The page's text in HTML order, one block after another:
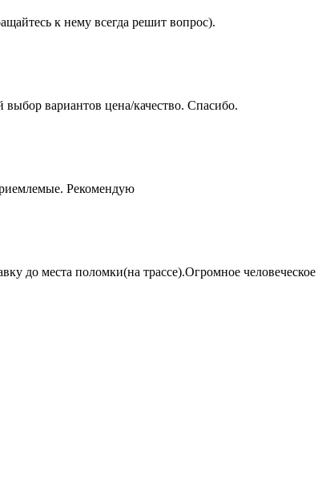
к нему всегда решит вопрос).
вариантов цена/качество. Спасибо.
Рекомендую
до места поломки(на трассе).Огромное человеческое